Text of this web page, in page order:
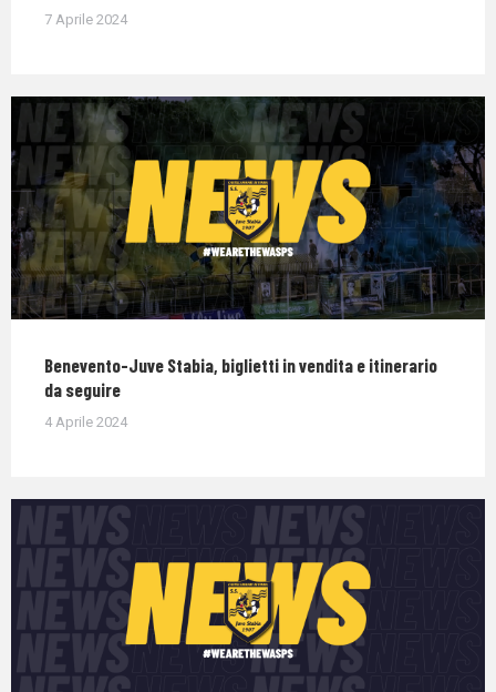
7 Aprile 2024
Benevento-Juve Stabia, biglietti in vendita e itinerario
da seguire
4 Aprile 2024